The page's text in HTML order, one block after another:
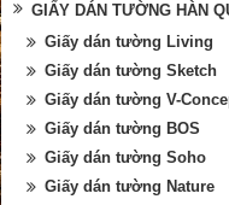
GIẤY DÁN TƯỜNG HÀN
Giấy dán tường Living
Giấy dán tường Sketch
Giấy dán tường V-
Giấy dán tường BOS
Giấy dán tường Soho
Giấy dán tường Nature